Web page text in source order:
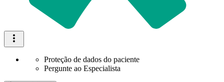
Proteção de dados do paciente
Pergunte ao Especialista